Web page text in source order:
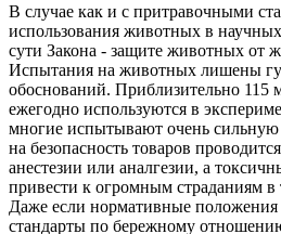
В случае как и с притравочными
использования животных в
сути Закона - защите животных от
Испытания на животных лишены
обоснований. Приблизительно
ежегодно используются в
многие испытывают очень сильную
на безопасность товаров
анестезии или аналгезии, а
привести к огромным страданиям в
Даже если нормативные
стандарты по бережному